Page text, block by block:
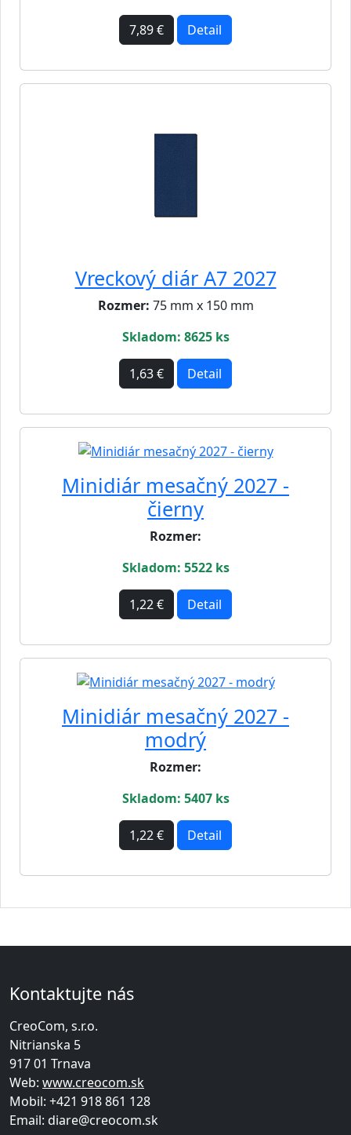
7,89 € Detail
Vreckový diár A7 2027
Rozmer: 75 mm x 150 mm
Skladom: 8625 ks
1,63 € Detail
Minidiár mesačný 2027 -
čierny
Rozmer:
Skladom: 5522 ks
1,22 € Detail
Minidiár mesačný 2027 -
modrý
Rozmer:
Skladom: 5407 ks
1,22 € Detail
Kontaktujte nás
CreoCom, s.r.o.
Nitrianska 5
917 01 Trnava
Web: www.creocom.sk
Mobil: +421 918 861 128
Email: diare@creocom.sk